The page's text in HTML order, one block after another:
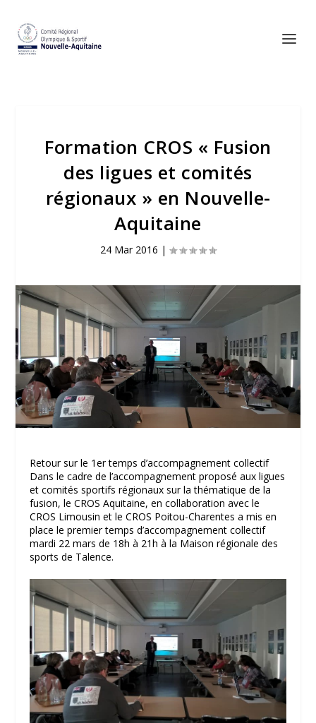
Formation CROS « Fusion
des ligues et comités
régionaux » en Nouvelle-
Aquitaine
24 Mar 2016 |
Retour sur le 1er temps d’accompagnement collectif
Dans le cadre de l’accompagnement proposé aux ligues
et comités sportifs régionaux sur la thématique de la
fusion, le CROS Aquitaine, en collaboration avec le
CROS Limousin et le CROS Poitou-Charentes a mis en
place le premier temps d’accompagnement collectif
mardi 22 mars de 18h à 21h à la Maison régionale des
sports de Talence.